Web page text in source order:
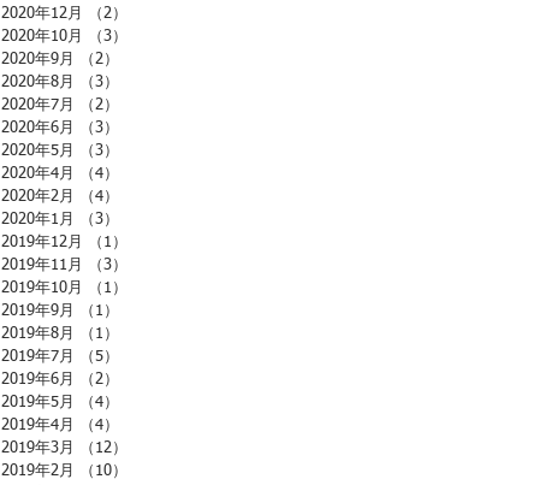
2020年12月
（2）
2020年10月
（3）
2020年9月
（2）
2020年8月
（3）
2020年7月
（2）
2020年6月
（3）
2020年5月
（3）
2020年4月
（4）
2020年2月
（4）
2020年1月
（3）
2019年12月
（1）
2019年11月
（3）
2019年10月
（1）
2019年9月
（1）
2019年8月
（1）
2019年7月
（5）
2019年6月
（2）
2019年5月
（4）
2019年4月
（4）
2019年3月
（12）
2019年2月
（10）